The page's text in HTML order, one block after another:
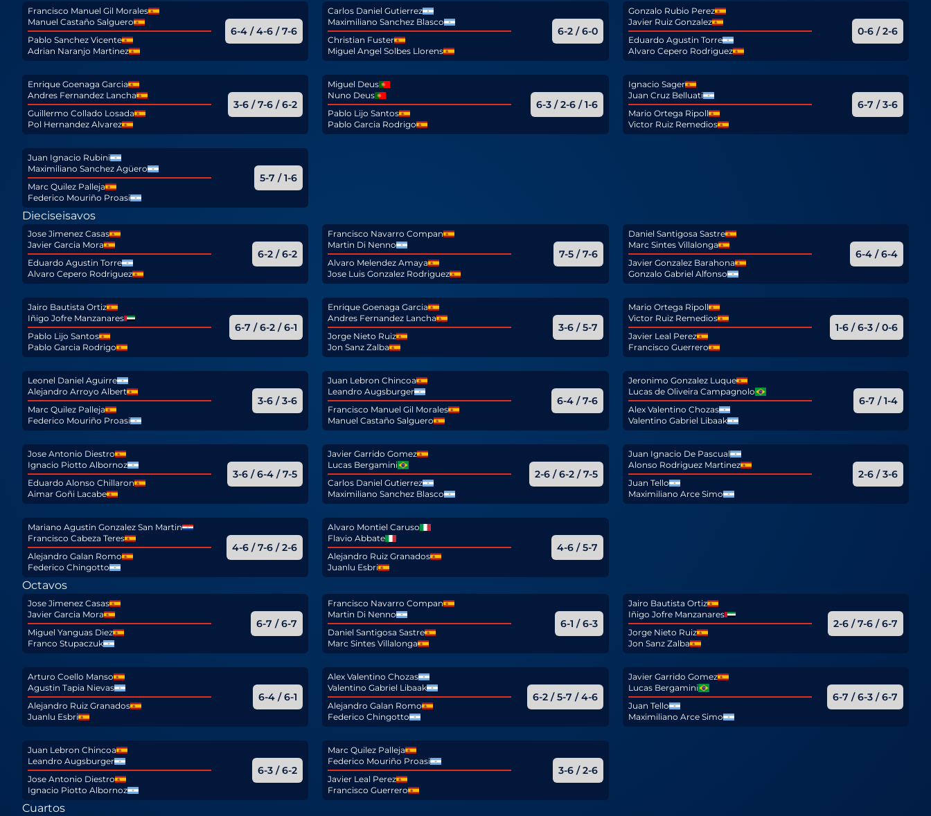
Francisco Manuel Gil Morales
Manuel Castaño Salguero
Pablo Sanchez Vicente
Adrian Naranjo Martinez
6-4 / 4-6 / 7-6
Carlos Daniel Gutierrez
Maximiliano Sanchez Blasco
Christian Fuster
Miguel Angel Solbes Llorens
6-2 / 6-0
Gonzalo Rubio Perez
Javier Ruiz Gonzalez
Eduardo Agustin Torre
Alvaro Cepero Rodriguez
0-6 / 2-6
Enrique Goenaga Garcia
Andres Fernandez Lancha
Guillermo Collado Losada
Pol Hernandez Alvarez
3-6 / 7-6 / 6-2
Miguel Deus
Nuno Deus
Pablo Lijo Santos
Pablo Garcia Rodrigo
6-3 / 2-6 / 1-6
Ignacio Sager
Juan Cruz Belluati
Mario Ortega Ripoll
Victor Ruiz Remedios
6-7 / 3-6
Juan Ignacio Rubini
Maximiliano Sanchez Agüero
Marc Quilez Palleja
Federico Mouriño Proasi
5-7 / 1-6
Dieciseisavos
Jose Jimenez Casas
Javier Garcia Mora
Eduardo Agustin Torre
Alvaro Cepero Rodriguez
6-2 / 6-2
Francisco Navarro Compan
Martin Di Nenno
Alvaro Melendez Amaya
Jose Luis Gonzalez Rodriguez
7-5 / 7-6
Daniel Santigosa Sastre
Marc Sintes Villalonga
Javier Gonzalez Barahona
Gonzalo Gabriel Alfonso
6-4 / 6-4
Jairo Bautista Ortiz
Iñigo Jofre Manzanares
Pablo Lijo Santos
Pablo Garcia Rodrigo
6-7 / 6-2 / 6-1
Enrique Goenaga Garcia
Andres Fernandez Lancha
Jorge Nieto Ruiz
Jon Sanz Zalba
3-6 / 5-7
Mario Ortega Ripoll
Victor Ruiz Remedios
Javier Leal Perez
Francisco Guerrero
1-6 / 6-3 / 0-6
Leonel Daniel Aguirre
Alejandro Arroyo Albert
Marc Quilez Palleja
Federico Mouriño Proasi
3-6 / 3-6
Juan Lebron Chincoa
Leandro Augsburger
Francisco Manuel Gil Morales
Manuel Castaño Salguero
6-4 / 7-6
Jeronimo Gonzalez Luque
Lucas de Oliveira Campagnolo
Alex Valentino Chozas
Valentino Gabriel Libaak
6-7 / 1-4
Jose Antonio Diestro
Ignacio Piotto Albornoz
Eduardo Alonso Chillaron
Aimar Goñi Lacabe
3-6 / 6-4 / 7-5
Javier Garrido Gomez
Lucas Bergamini
Carlos Daniel Gutierrez
Maximiliano Sanchez Blasco
2-6 / 6-2 / 7-5
Juan Ignacio De Pascual
Alonso Rodriguez Martinez
Juan Tello
Maximiliano Arce Simo
2-6 / 3-6
Mariano Agustin Gonzalez San Martin
Francisco Cabeza Teres
Alejandro Galan Romo
Federico Chingotto
4-6 / 7-6 / 2-6
Alvaro Montiel Caruso
Flavio Abbate
Alejandro Ruiz Granados
Juanlu Esbri
4-6 / 5-7
Octavos
Jose Jimenez Casas
Javier Garcia Mora
Miguel Yanguas Diez
Franco Stupaczuk
6-7 / 6-7
Francisco Navarro Compan
Martin Di Nenno
Daniel Santigosa Sastre
Marc Sintes Villalonga
6-1 / 6-3
Jairo Bautista Ortiz
Iñigo Jofre Manzanares
Jorge Nieto Ruiz
Jon Sanz Zalba
2-6 / 7-6 / 6-7
Arturo Coello Manso
Agustin Tapia Nievas
Alejandro Ruiz Granados
Juanlu Esbri
6-4 / 6-1
Alex Valentino Chozas
Valentino Gabriel Libaak
Alejandro Galan Romo
Federico Chingotto
6-2 / 5-7 / 4-6
Javier Garrido Gomez
Lucas Bergamini
Juan Tello
Maximiliano Arce Simo
6-7 / 6-3 / 6-7
Juan Lebron Chincoa
Leandro Augsburger
Jose Antonio Diestro
Ignacio Piotto Albornoz
6-3 / 6-2
Marc Quilez Palleja
Federico Mouriño Proasi
Javier Leal Perez
Francisco Guerrero
3-6 / 2-6
Cuartos